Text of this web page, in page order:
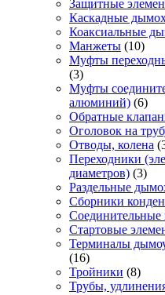
Защитные
Каскадные
Коаксиальные
Манжеты (10)
Муфты
(3)
Муфты
алюминий) (6)
Обратные
Оголовок на
Отводы, колена
Переходники
диаметров) (3)
Раздельные
Сборники
Стартовые
Терминалы
(16)
Тройники (8)
Трубы,